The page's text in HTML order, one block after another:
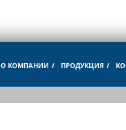
О КОМПАНИИ ПРОДУКЦИЯ